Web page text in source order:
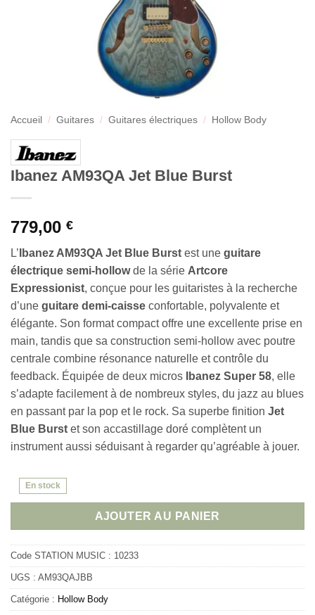
Accueil / Guitares / Guitares électriques / Hollow Body
Ibanez AM93QA Jet Blue Burst
779,00 €
L’ Ibanez AM93QA Jet Blue Burst est une guitare
électrique semi-hollowde la série Artcore
Expressionist, conçue pour les guitaristes à la recherche
d’une guitare demi-caisse confortable, polyvalente et
élégante. Son format compact offre une excellente prise en
main, tandis que sa construction semi-hollow avec poutre
centrale combine résonance naturelle et contrôle du
feedback. Équipée de deux micros
Ibanez Super 58, elle
s’adapte facilement à de nombreux styles, du jazz au blues
en passant par la pop et le rock. Sa superbe finition Jet
Blue Burst et son accastillage doré complètent un
instrument aussi séduisant à regarder qu’agréable à jouer.
En stock
AJOUTER AU PANIER
Code STATION MUSIC : 10233
UGS : AM93QAJBB
Catégorie : Hollow Body